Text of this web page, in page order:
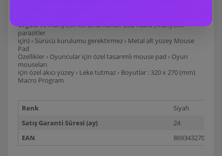
Örgülü ve manyetik koruma halkalı USB Kablo (Manyetik
parazitler
için) › Sürücü kurulumu gerektirmez › Metal alt yüzey Mouse
Pad
Özellikler › Oyuncular için özel tasarımlı mouse pad › Oyun
mouseları
için özel akıcı yüzey › Leke tutmaz › Boyutlar : 320 x 270 (mm)
Macro Program
Renk
Siyah
Satış Garanti Süresi (ay)
24
EAN
8693432704145